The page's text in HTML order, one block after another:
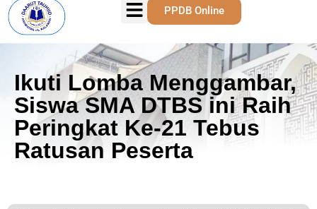
PPDB Online
Ikuti Lomba Menggambar,
Siswa SMA DTBS ini Raih
Peringkat Ke-21 Tebus
Ratusan Peserta